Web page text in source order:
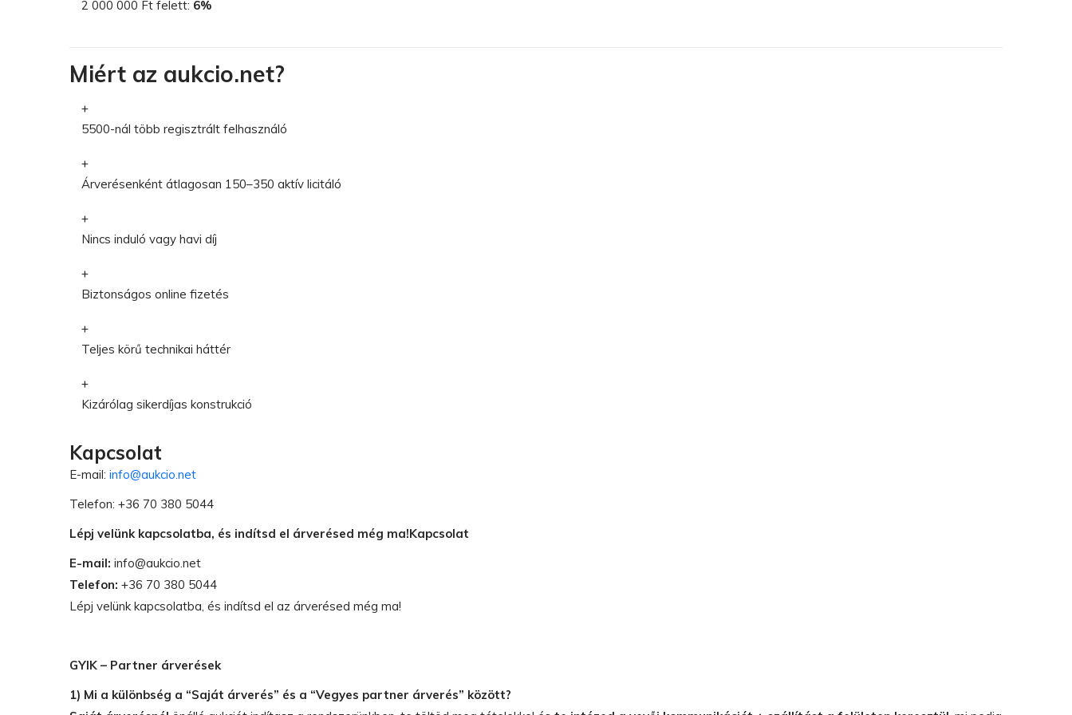
2 000 000 Ft felett: 6%
Miért az aukcio.net?
5500-nál több regisztrált felhasználó
Árverésenként átlagosan 150–350 aktív licitáló
Nincs induló vagy havi díj
Biztonságos online fizetés
Teljes körű technikai háttér
Kizárólag sikerdíjas konstrukció
Kapcsolat
E-mail: info@aukcio.net
Telefon: +36 70 380 5044
Lépj velünk kapcsolatba, és indítsd el árverésed még ma!Kapcsolat
E-mail: info@aukcio.net
Telefon: +36 70 380 5044
Lépj velünk kapcsolatba, és indítsd el az árverésed még ma!
GYIK – Partner árverések
1) Mi a különbség a “Saját árverés” és a “Vegyes partner árverés” között?